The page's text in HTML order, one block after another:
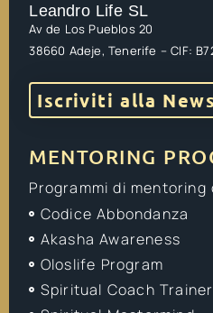
Leandro Life SL
Av de Los Pueblos 20
38660 Adeje, Tenerife – CIF:
Iscriviti alla
MENTORING
Programmi di mentoring
Codice Abbondanza
Akasha Awareness
Oloslife Program
Spiritual Coach Trainer